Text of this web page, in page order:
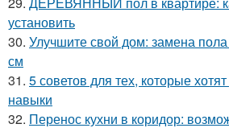
установить
30. Улучшите свой дом: замена
см
31. 5 советов для тех, которые
навыки
32. Перенос кухни в коридор: